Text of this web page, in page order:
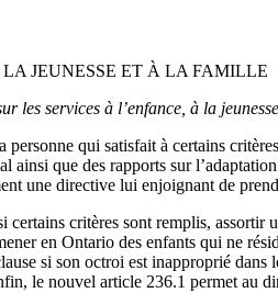
JEUNESSE ET À LA FAMILLE
les services à l’enfance, à la
qui satisfait à certains
que des rapports sur
une directive lui enjoignant de
critères sont remplis, assortir
en Ontario des enfants qui ne
si son octroi est inapproprié
le nouvel article 236.1 permet au